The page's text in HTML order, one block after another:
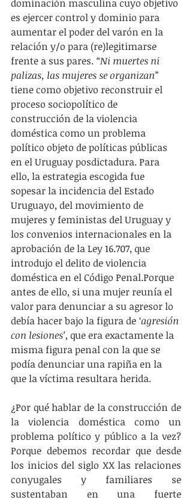
dominación masculina cuyo objetivo
es ejercer control y dominio para
aumentar el poder del varón en la
relación y/o para (re)legitimarse
frente a sus pares. “Ni muertes ni
palizas, las mujeres se organizan”
tiene como objetivo reconstruir el
proceso sociopolítico de
construcción de la violencia
doméstica como un problema
político objeto de políticas públicas
en el Uruguay posdictadura. Para
ello, la estrategia escogida fue
sopesar la incidencia del Estado
Uruguayo, del movimiento de
mujeres y feministas del Uruguay y
los convenios internacionales en la
aprobación de la Ley 16.707, que
introdujo el delito de violencia
doméstica en el Código Penal.Porque
antes de ello, si una mujer reunía el
valor para denunciar a su agresor lo
debía hacer bajo la figura de ‘agresión
con lesiones’, que era exactamente la
misma figura penal con la que se
podía denunciar una rapiña en la
que la víctima resultara herida.
¿Por qué hablar de la construcción de
la violencia doméstica como un
problema político y público a la vez?
Porque debemos recordar que desde
los inicios del siglo XX las relaciones
conyugales y familiares se
sustentaban en una fuerte